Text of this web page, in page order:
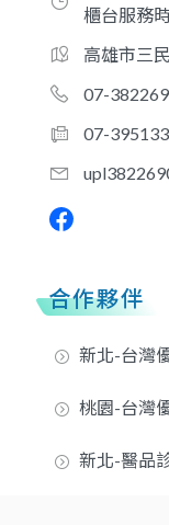
櫃台服務
高雄市三
07-
07-
合作夥伴
新北-台灣
桃園-台灣
新北-醫品